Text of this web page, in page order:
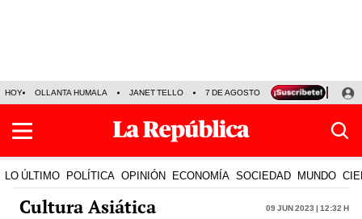
HOY OLLANTA HUMALA JANET TELLO 7 DE AGOSTO TINKA RESULTADOS
LO ÚLTIMO POLÍTICA OPINIÓN ECONOMÍA SOCIEDAD MUNDO
Cultura Asiática 09 Jun 2023 | 12:32 h